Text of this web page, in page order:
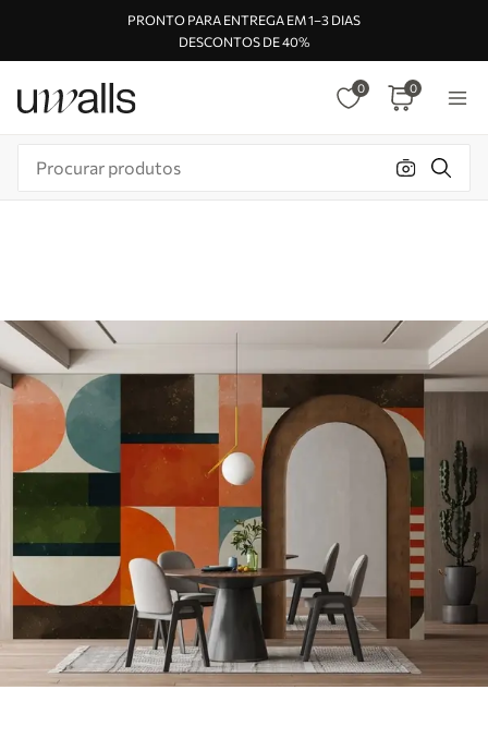
PRONTO PARA ENTREGA EM 1–3 DIAS
DESCONTOS DE 40%
0 0